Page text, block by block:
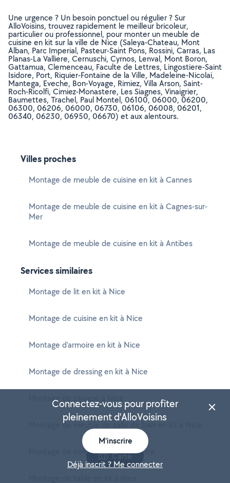
Une urgence ? Un besoin ponctuel ou régulier ? Sur
AlloVoisins, trouvez rapidement le meilleur bricoleur,
particulier ou professionnel, pour monter un meuble de
cuisine en kit sur la ville de Nice (Saleya-Chateau, Mont
Alban, Parc Imperial, Pasteur-Saint Pons, Rossini, Carras, Las
Planas-La Valliere, Cernuschi, Cyrnos, Lenval, Mont Boron,
Gattamua, Clemenceau, Faculte de Lettres, Lingostiere-Saint
Isidore, Port, Riquier-Fontaine de la Ville, Madeleine-Nicolai,
Mantega, Eveche, Bon-Voyage, Rimiez, Villa Arson, Saint-
Roch-Ricolfi, Cimiez-Monastere, Les Siagnes, Vinaigrier,
Baumettes, Trachel, Paul Montel, 06100, 06000, 06200,
06300, 06206, 06000, 06730, 06106, 06008, 06201,
06340, 06230, 06950, 06670) et aux alentours.
Villes proches
Montage de meuble de cuisine en kit à Cannes
Montage de meuble de cuisine en kit à Cagnes-sur-
Mer
Montage de meuble de cuisine en kit à Antibes
Services similaires
Montage de lit en kit à Nice
Montage de cuisine en kit à Nice
Montage d'armoire en kit à Nice
Montage de dressing en kit à Nice
Montage de canapé à Nice
Montage de meuble de salle de bain en kit à Nice
Montage de commode en kit à Nice
Carte
Connectez-vous pour profiter
pleinement d'AlloVoisins
M'inscrire
Déjà inscrit ? Me connecter